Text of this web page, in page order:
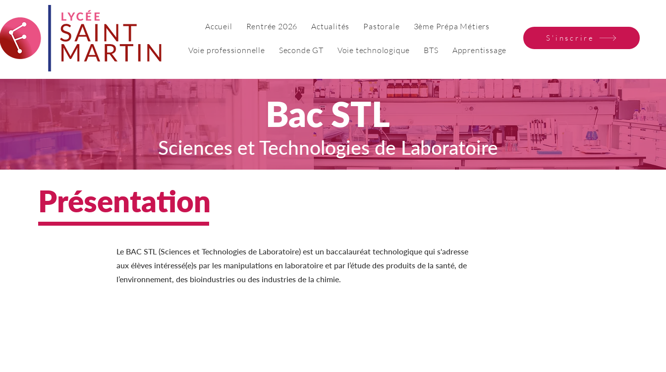
Accueil Rentrée 2026 Actualités Pastorale 3ème Prépa Métiers
Voie professionnelle Seconde GT Voie technologique BTS Apprentissage
S'inscrire
Bac STL
Sciences et Technologies de Laboratoire
Présentation
Le BAC STL (Sciences et Technologies de Laboratoire) est un baccalauréat technologique qui s'adresse
aux élèves intéressé(e)s par les manipulations en laboratoire et par l’étude des produits de la santé, de
l’environnement, des bioindustries ou des industries de la chimie.